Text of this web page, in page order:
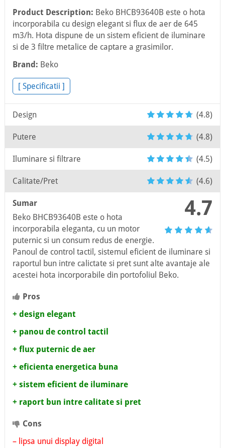
Product Description: Beko BHCB93640B este o hota
incorporabila cu design elegant si flux de aer de 645
m3/h. Hota dispune de un sistem eficient de iluminare
si de 3 filtre metalice de captare a grasimilor.
Brand: Beko
[ Specificatii ]
Design (4.8)
Putere (4.8)
Iluminare si filtrare (4.5)
Calitate/Pret (4.6)
4.7
Sumar
Beko BHCB93640B este o hota
incorporabila eleganta, cu un motor
puternic si un consum redus de energie.
Panoul de control tactil, sistemul eficient de iluminare si
raportul bun intre calictate si pret sunt alte avantaje ale
acestei hota incorporabile din portofoliul Beko.
Pros
+ design elegant
+ panou de control tactil
+ flux puternic de aer
+ eficienta energetica buna
+ sistem eficient de iluminare
+ raport bun intre calitate si pret
Cons
– lipsa unui display digital